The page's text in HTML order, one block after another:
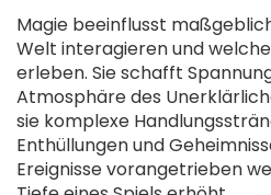
Magie beeinflusst
Welt interagieren und
erleben. Sie schafft
Atmosphäre des
sie komplexe
Enthüllungen und
Ereignisse vorangetrieben